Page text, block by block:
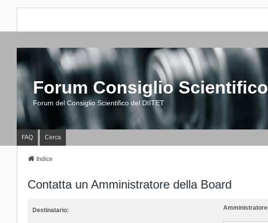
Forum Consiglio Scientifico
Forum del Consiglio Scientifico del DIITET
FAQ Cerca
Indice
Contatta un Amministratore della Board
Destinatario: Amministratore